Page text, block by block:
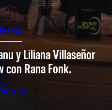
SHOW
y Liliana Villaseñor
con Rana Fonk.